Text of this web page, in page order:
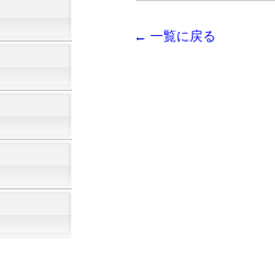
← 一覧に戻る